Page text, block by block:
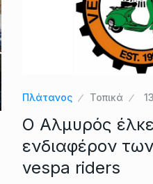
Πλάτανος Τοπικά
Ο Αλμυρός
ενδιαφέρον
vespa riders